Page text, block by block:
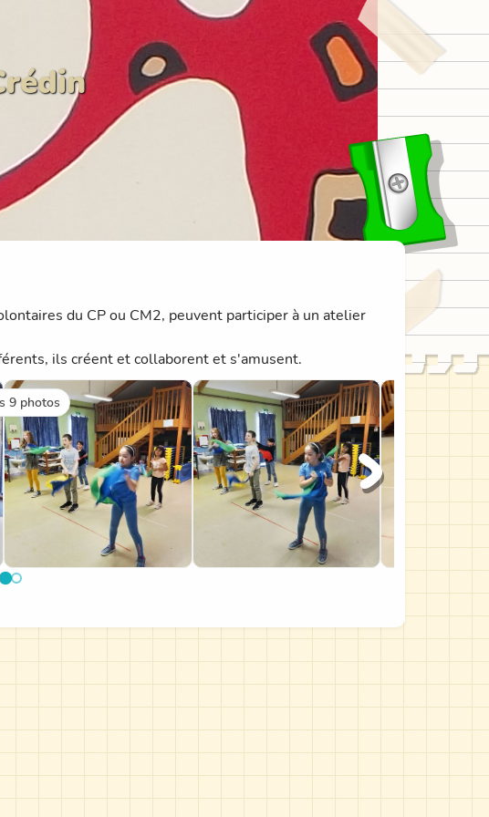
du CP ou CM2, peuvent participer à un atelier
ils créent et collaborent et s'amusent.
9 photos